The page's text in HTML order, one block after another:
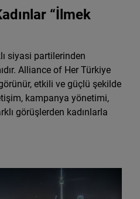
“İlmek
siyasi partilerinden
Alliance of Her Türkiye
etkili ve güçlü şekilde
kampanya yönetimi,
görüşlerden kadınlarla